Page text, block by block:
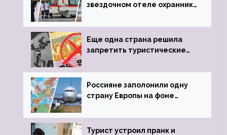
звездочном отеле охранник
пистолета
Еще одна страна решила
запретить туристические
Россияне заполонили одну
страну Европы на фоне
виз
Турист устроил пранк и